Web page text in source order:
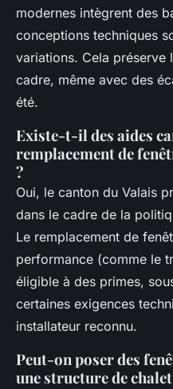
modernes intègrent des
conceptions techniques
variations. Cela préserve
cadre, même avec des
été.
Existe-t-il des aides
remplacement de
?
Oui, le canton du Valais
dans le cadre de la
Le remplacement de
performance (comme le
éligible à des primes,
certaines exigences
installateur reconnu.
Peut-on poser des
une structure de